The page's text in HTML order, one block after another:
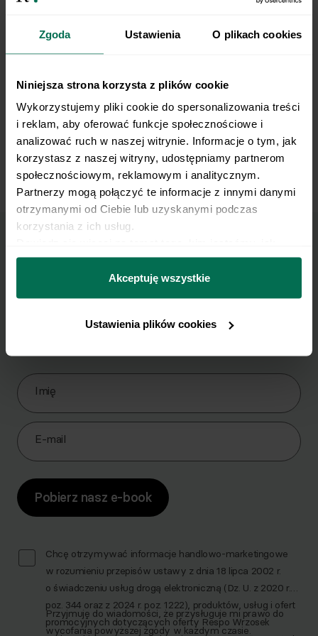
Zgoda Ustawienia O plikach cookies
Niniejsza strona korzysta z plików cookie
Wykorzystujemy pliki cookie do spersonalizowania treści
i reklam, aby oferować funkcje społecznościowe i
analizować ruch w naszej witrynie. Informacje o tym, jak
korzystasz z naszej witryny, udostępniamy partnerom
społecznościowym, reklamowym i analitycznym.
Partnerzy mogą połączyć te informacje z innymi danymi
otrzymanymi od Ciebie lub uzyskanymi podczas
korzystania z ich usług.
można się z nami skontaktować i w jaki sposób
przetwarzamy dane osobowe w ramach
prywatności.
Akceptuję wszystkie
Ustawienia plików cookies
V-Ups
Marzy Ci się osiągnięcie
płaskiego brzucha?
Pobierz zestaw 10 najskuteczniejszych ćwiczeń na
Zapisz się do Newslettera
Imię
E-mail
Pobierz nasz e-book
Chcę otrzymywać informacje handlowo-marketingowe
w rozumieniu przepisów ustawy z dnia 18 lipca 2002 r.
o świadczeniu usług drogą elektroniczną (Dz. U. z 2020 r.
poz. 344 oraz z 2024 r. poz. 1222), produktów, usług i ofert
promocyjnych dotyczących oferty Respo Wrzosek
Przyjmuję do wiadomości, że przysługuje mi prawo do
wycofania powyższej zgody w każdym czasie.